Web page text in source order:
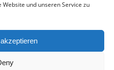
und unseren Service zu